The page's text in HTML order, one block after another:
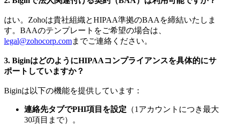
はい。Zohoは貴社組織とHIPAA準拠のBAAを締結いたしま
す。BAAのテンプレートをご希望の場合は、
legal@zohocorp.comまでご連絡ください。
3. BiginはどのようにHIPAAコンプライアンスを具体的にサ
ポートしていますか？
Biginは以下の機能を提供しています：
連絡先タブでPHI項目を設定 （1アカウントにつき最大
30項目まで）。